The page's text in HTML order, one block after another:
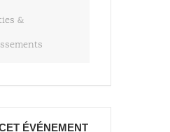
&
ÉVÉNEMENT